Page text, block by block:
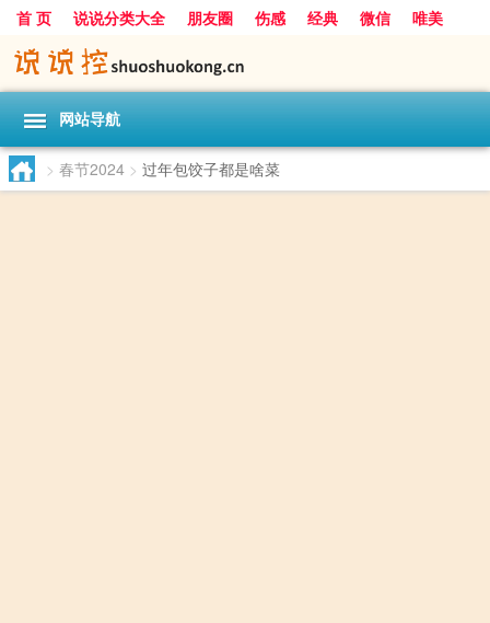
首 页 说说分类大全 朋友圈 伤感 经典 微信
唯美
励志
爱情 搞笑
网站导航
> 春节2024 > 过年包饺子都是啥菜